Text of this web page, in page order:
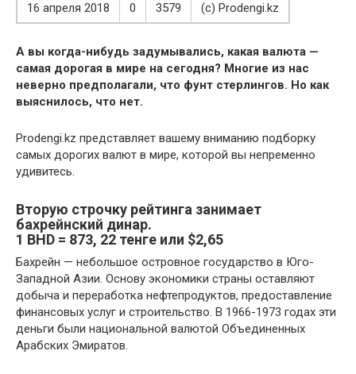
16 апреля 2018 0 3579 (с) Prodengi.kz
А вы когда-нибудь задумывались, какая валюта —
самая дорогая в мире на сегодня? Многие из нас
неверно предполагали, что фунт стерлингов. Но как
выяснилось, что нет.
Prodengi.kz представляет вашему вниманию подборку
самых дорогих валют в мире, которой вы непременно
удивитесь.
Вторую строчку рейтинга занимает
бахрейнский динар.
1 BНD = 873, 22 тенге или $2,65
Бахрейн — небольшое островное государство в Юго-
Западной Азии. Основу экономики страны оставляют
добыча и переработка нефтепродуктов, предоставление
финансовых услуг и строительство. В 1966-1973 годах эти
деньги были национальной валютой Объединенных
Арабских Эмиратов.